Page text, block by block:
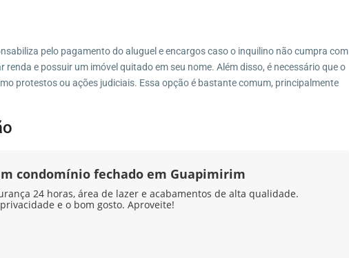
pelo pagamento do aluguel e encargos caso o inquilino não cumpra com
e possuir um imóvel quitado em seu nome. Além disso, é necessário que o
protestos ou ações judiciais. Essa opção é bastante comum, principalmente
condomínio fechado em Guapimirim
24 horas, área de lazer e acabamentos de alta qualidade.
e o bom gosto. Aproveite!